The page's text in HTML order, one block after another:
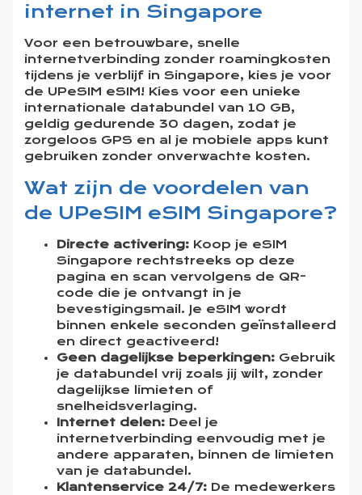
internet in Singapore
Voor een betrouwbare, snelle
internetverbinding zonder roamingkosten
tijdens je verblijf in Singapore, kies je voor
de UPeSIM eSIM! Kies voor een unieke
internationale databundel van 10 GB,
geldig gedurende 30 dagen, zodat je
zorgeloos GPS en al je mobiele apps kunt
gebruiken zonder onverwachte kosten.
Wat zijn de voordelen van
de UPeSIM eSIM Singapore?
Directe activering: Koop je eSIM
Singapore rechtstreeks op deze
pagina en scan vervolgens de QR-
code die je ontvangt in je
bevestigingsmail. Je eSIM wordt
binnen enkele seconden geïnstalleerd
en direct geactiveerd!
Geen dagelijkse beperkingen: Gebruik
je databundel vrij zoals jij wilt, zonder
dagelijkse limieten of
snelheidsverlaging.
Internet delen: Deel je
internetverbinding eenvoudig met je
andere apparaten, binnen de limieten
van je databundel.
Klantenservice 24/7: De medewerkers